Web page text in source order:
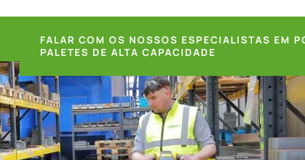
FALAR COM OS NOSSOS ESPECIALISTAS EM
PALETES DE ALTA CAPACIDADE